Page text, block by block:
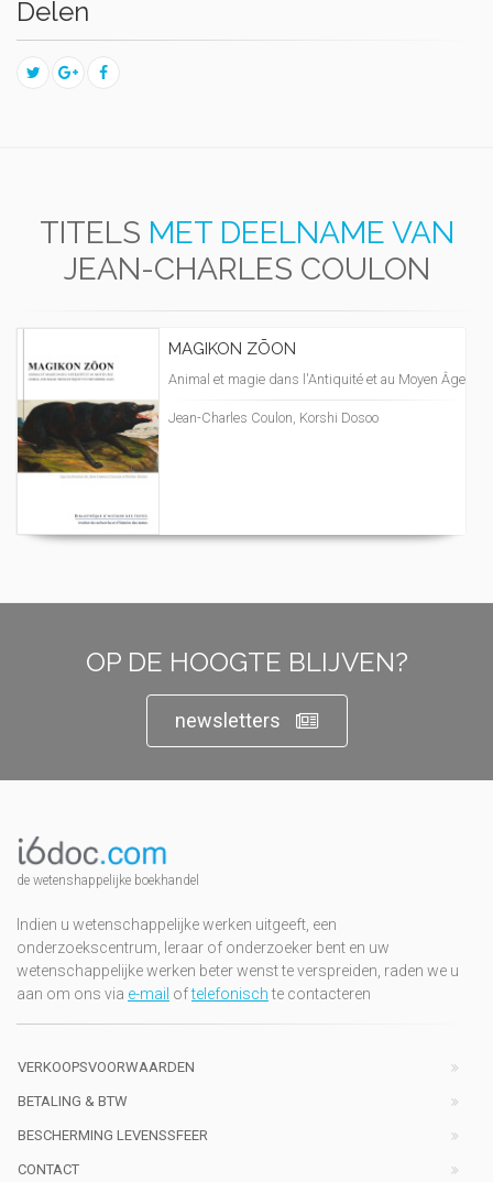
Delen
TITELS MET DEELNAME VAN
JEAN-CHARLES COULON
MAGIKON ZŌON
Animal et magie dans l'Antiquité et au Moyen Âge
Jean-Charles Coulon, Korshi Dosoo
OP DE HOOGTE BLIJVEN?
newsletters
de wetenshappelijke boekhandel
Indien u wetenschappelijke werken uitgeeft, een
onderzoekscentrum, leraar of onderzoeker bent en uw
wetenschappelijke werken beter wenst te verspreiden, raden we u
aan om ons via e-mail oftelefonischte contacteren
VERKOOPSVOORWAARDEN
BETALING & BTW
BESCHERMING LEVENSSFEER
CONTACT